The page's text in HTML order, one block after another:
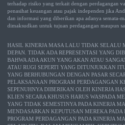
terhadap risiko yang terkait dengan perdagangan
penasihat keuangan atau pajak independen jika
dan informasi yang diberikan apa adanya semata-
dimaksudkan untuk tujuan perdagangan maupun
HASIL KINERJA MASA LALU TIDAK SELALU
DEPAN. TIDAK ADA REPRESENTASI YANG
BAHWA ADA AKUN YANG AKAN ATAU
ATAU RUGI SEPERTI YANG DITUNJUKKAN
YANG BERHUBUNGAN DENGAN PASAR
PELAKSANAAN PROGRAM PERDAGANGAN
SEPENUHNYA DIBERIKAN OLEH KINERJA
KLIEN SECARA KHUSUS HARUS WASPADA
YANG TIDAK SEMESTINYA PADA KINERJA
MENDASARKAN KEPUTUSAN MEREKA PADA
PROGRAM PERDAGANGAN PADA KINERJA